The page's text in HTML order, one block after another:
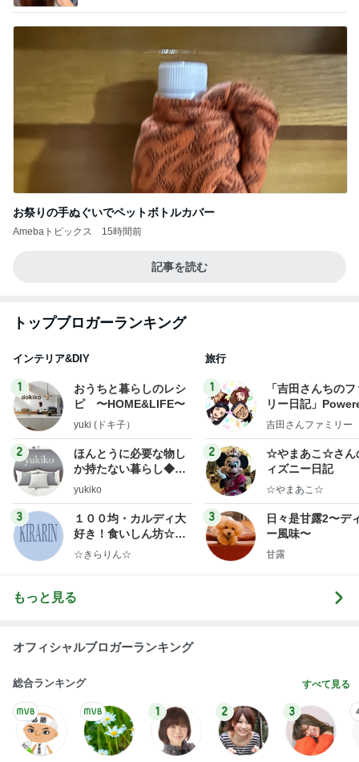
お祭りの手ぬぐいでペットボトルカバー
Amebaトピックス 15時間前
記事を読む
トップブロガーランキング
インテリア&DIY
1
おうちと暮らしのレシ
ピ 〜HOME&LIFE〜
yuki (ドキ子）
2
ほんとうに必要な物し
か持たない暮らし◆Ke
ep Life Simple◆〜イ
yukiko
3
１００均・カルディ大
好き！食いしん坊☆き
らりん☆のブログ
☆きらりん☆
旅行
1
「吉田さんちの
リー日記」
y Ameba 吉田さ
ログ
吉田さんファミリー
2
☆やまあこ☆さん
ィズニー日記
☆やまあこ☆
3
日々是甘露2〜デ
ー風味〜
甘露
もっと見る
オフィシャルブロガーランキング
総合ランキング すべて見る
1 2 3